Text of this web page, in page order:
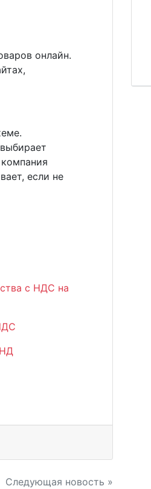
онлайн.
если не
с НДС на
Следующая новость »